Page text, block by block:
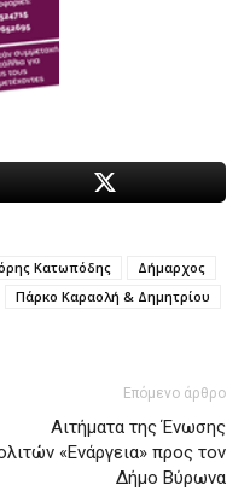
Κατωπόδης
Δήμαρχος
Πάρκο Καραολή & Δημητρίου
Επόμενο άρθρο
Αιτήματα της Ένωσης
«Ενάργεια» προς τον
Δήμο Βύρωνα